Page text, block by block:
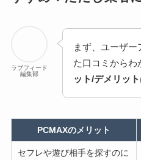
ラブフィード
編集部
まず、ユーザ
た口コミからわ
ット/デメリット
PCMAXのメリット
セフレや遊び相手を探すのに